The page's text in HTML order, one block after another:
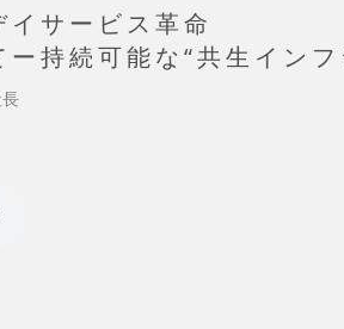
イサービス革命
持続可能な“共生インフ